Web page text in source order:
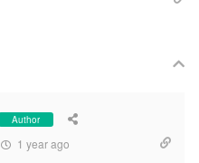
Author
1 year ago